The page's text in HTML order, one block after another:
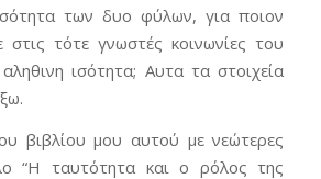
των δυο φύλων, για ποιον
τότε γνωστές κοινωνίες του
ισότητα; Αυτα τα στοιχεία
βιβλίου μου αυτού με νεώτερες
“Η ταυτότητα και ο ρόλος της